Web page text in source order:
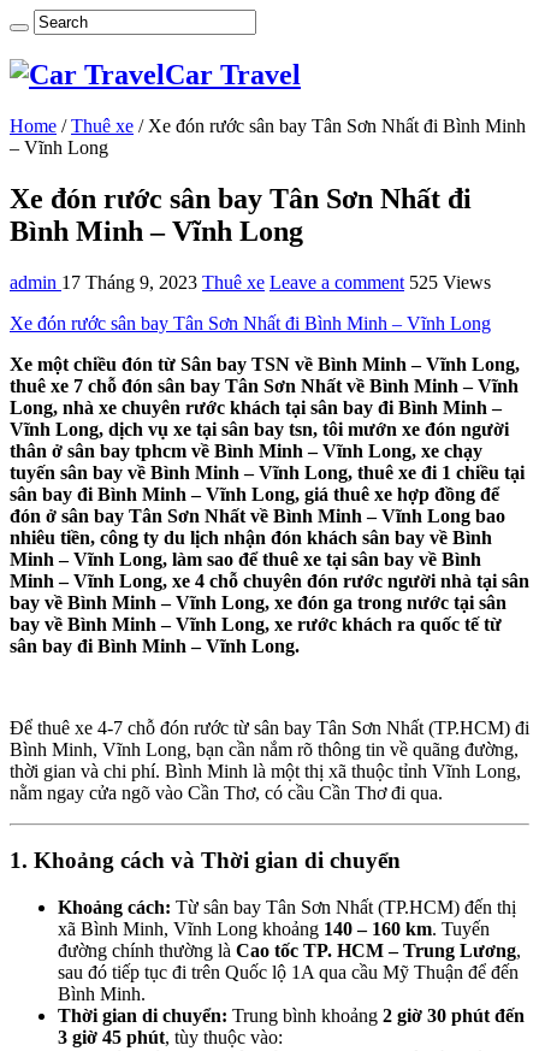
Car Travel
Home / Thuê xe / Xe đón rước sân bay Tân Sơn Nhất đi Bình Minh
– Vĩnh Long
Xe đón rước sân bay Tân Sơn Nhất đi
Bình Minh – Vĩnh Long
admin 17 Tháng 9, 2023 Thuê xe Leave a comment 525 Views
Xe đón rước sân bay Tân Sơn Nhất đi Bình Minh – Vĩnh Long
Xe một chiều đón từ Sân bay TSN về Bình Minh – Vĩnh Long,
thuê xe 7 chỗ đón sân bay Tân Sơn Nhất về Bình Minh – Vĩnh
Long, nhà xe chuyên rước khách tại sân bay đi Bình Minh –
Vĩnh Long, dịch vụ xe tại sân bay tsn, tôi mướn xe đón người
thân ở sân bay tphcm về Bình Minh – Vĩnh Long, xe chạy
tuyến sân bay về Bình Minh – Vĩnh Long, thuê xe đi 1 chiều tại
sân bay đi Bình Minh – Vĩnh Long, giá thuê xe hợp đồng để
đón ở sân bay Tân Sơn Nhất về Bình Minh – Vĩnh Long bao
nhiêu tiền, công ty du lịch nhận đón khách sân bay về Bình
Minh – Vĩnh Long, làm sao để thuê xe tại sân bay về Bình
Minh – Vĩnh Long, xe 4 chỗ chuyên đón rước người nhà tại sân
bay về Bình Minh – Vĩnh Long, xe đón ga trong nước tại sân
bay về Bình Minh – Vĩnh Long, xe rước khách ra quốc tế từ
sân bay đi Bình Minh – Vĩnh Long.
Để thuê xe 4-7 chỗ đón rước từ sân bay Tân Sơn Nhất (TP.HCM) đi
Bình Minh, Vĩnh Long, bạn cần nắm rõ thông tin về quãng đường,
thời gian và chi phí. Bình Minh là một thị xã thuộc tỉnh Vĩnh Long,
nằm ngay cửa ngõ vào Cần Thơ, có cầu Cần Thơ đi qua.
1. Khoảng cách và Thời gian di chuyển
Khoảng cách: Từ sân bay Tân Sơn Nhất (TP.HCM) đến thị
xã Bình Minh, Vĩnh Long khoảng 140 – 160 km. Tuyến
đường chính thường là Cao tốc TP. HCM – Trung Lương,
sau đó tiếp tục đi trên Quốc lộ 1A qua cầu Mỹ Thuận để đến
Bình Minh.
Thời gian di chuyển: Trung bình khoảng 2 giờ 30 phút đến
3 giờ 45 phút, tùy thuộc vào: